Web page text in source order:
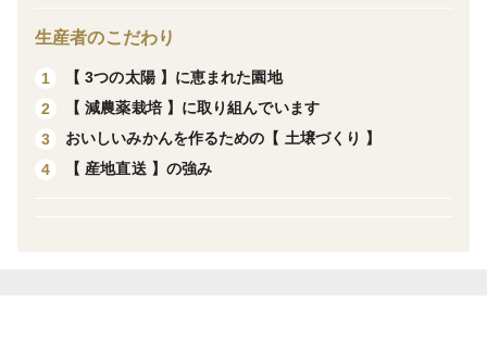
栽培地は、海に面し潮風を浴び高度50メートル以下の最
高の園地で育成を行っています。
甘平は育成が難しく生産量が少ないため数量限定販売と
させていただきます。
生産者のこだわり
1
【 3つの太陽 】に恵まれた園地
2
【 減農薬栽培 】に取り組んでいます
3
おいしいみかんを作るための【 土壌づくり 】
4
【 産地直送 】の強み